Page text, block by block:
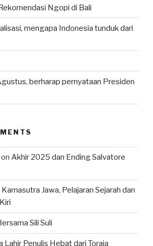
Ngopi di Bali
mengapa Indonesia tunduk dari
berharap pernyataan Presiden
on Akhir 2025 dan Ending Salvatore
Jawa, Pelajaran Sejarah dan
Sili Suli
Lahir Penulis Hebat dari Toraja